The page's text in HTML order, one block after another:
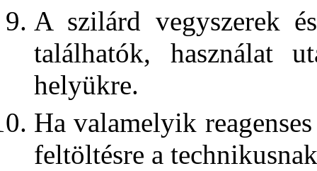
A szilárd vegyszerek
találhatók, használat
helyükre.
Ha valamelyik
feltöltésre a